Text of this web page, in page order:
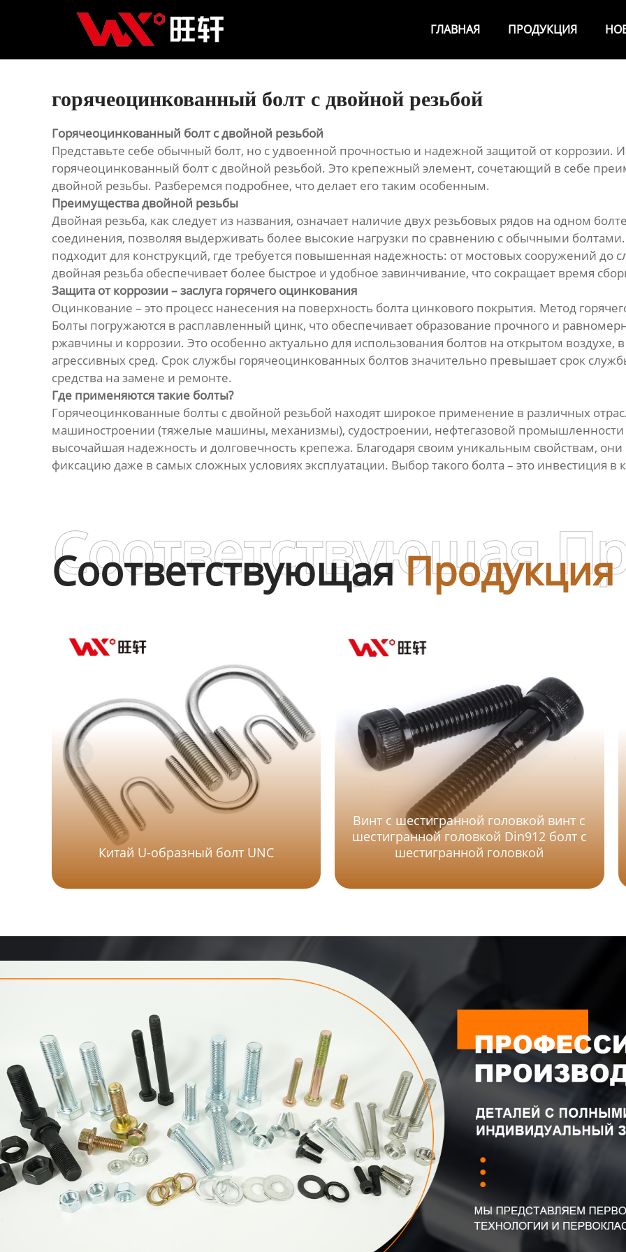
ГЛАВНАЯ ПРОДУКЦИЯ
горячеоцинкованный болт с двойной резьбой
Горячеоцинкованный болт с двойной резьбой
Представьте себе обычный болт, но с удвоенной прочностью и надежной защитой от коррозии.
горячеоцинкованный болт с двойной резьбой. Это крепежный элемент, сочетающий в себе
двойной резьбы. Разберемся подробнее, что делает его таким особенным.
Преимущества двойной резьбы
Двойная резьба, как следует из названия, означает наличие двух резьбовых рядов на одном
соединения, позволяя выдерживать более высокие нагрузки по сравнению с обычными болтами.
подходит для конструкций, где требуется повышенная надежность: от мостовых сооружений
двойная резьба обеспечивает более быстрое и удобное завинчивание, что сокращает время
Защита от коррозии – заслуга горячего оцинкования
Оцинкование – это процесс нанесения на поверхность болта цинкового покрытия. Метод
Болты погружаются в расплавленный цинк, что обеспечивает образование прочного и
ржавчины и коррозии. Это особенно актуально для использования болтов на открытом
агрессивных сред. Срок службы горячеоцинкованных болтов значительно превышает срок
средства на замене и ремонте.
Где применяются такие болты?
Горячеоцинкованные болты с двойной резьбой находят широкое применение в различных
машиностроении (тяжелые машины, механизмы), судостроении, нефтегазовой промышленности и
высочайшая надежность и долговечность крепежа. Благодаря своим уникальным свойствам,
фиксацию даже в самых сложных условиях эксплуатации. Выбор такого болта – это инвестиция в
СоответствующаяПродукция
Соответствующая
Китай U-образный болт UNC
Винт с шестигранной головкой винт с
шестигранной головкой Din912 болт с
шестигранной головкой